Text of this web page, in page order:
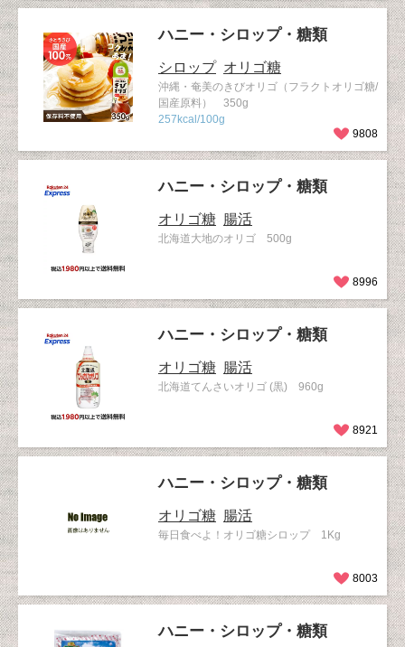
ハニー・シロップ・糖類
シロップ オリゴ糖
沖縄・奄美のきびオリゴ（フラクトオリゴ糖/
国産原料） 350g
257kcal/100g
9808
ハニー・シロップ・糖類
オリゴ糖 腸活
北海道大地のオリゴ 500g
8996
ハニー・シロップ・糖類
オリゴ糖 腸活
北海道てんさいオリゴ (黒) 960g
8921
ハニー・シロップ・糖類
オリゴ糖 腸活
毎日食べよ！オリゴ糖シロップ 1Kg
8003
ハニー・シロップ・糖類